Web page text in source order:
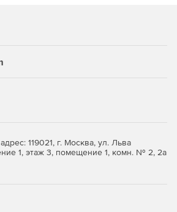
безопасности выбранной
пользовательских
безопасности с
группы ПЭВМ.
119021, г. Москва, ул. Льва
1, этаж 3, помещение 1, комн. № 2, 2а